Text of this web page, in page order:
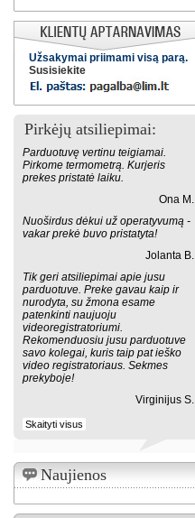
Užsakymai priimami visą parą.
Susisiekite
Pirkėjų atsiliepimai:
Parduotuvę vertinu teigiamai.
Pirkome termometrą. Kurjeris
prekes pristatė laiku.
Ona M.
Nuoširdus dėkui už operatyvumą -
vakar prekė buvo pristatyta!
Jolanta B.
Tik geri atsiliepimai apie jusu
parduotuve. Preke gavau kaip ir
nurodyta, su žmona esame
patenkinti naujuoju
videoregistratoriumi.
Rekomenduosiu jusu parduotuve
savo kolegai, kuris taip pat ieško
video registratoriaus. Sekmes
prekyboje!
Virginijus S.
Skaityti visus
Naujienos